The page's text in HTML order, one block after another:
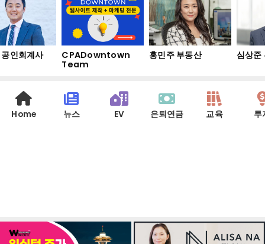
인회계사
CPADowntown
Team
홍민주 부동산 심상준
Home 뉴스 EV 은퇴연금 교육 투